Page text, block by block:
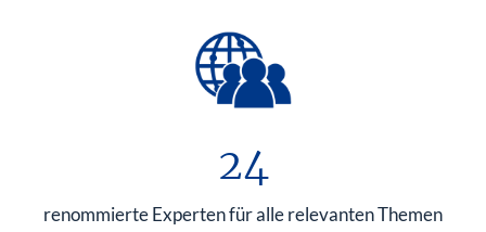
24
renommierte Experten für alle relevanten Themen